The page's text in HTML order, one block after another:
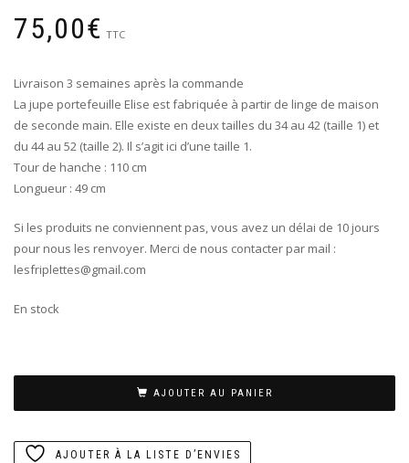
75,00€ TTC
Livraison 3 semaines après la commande
La jupe portefeuille Elise est fabriquée à partir de linge de maison
de seconde main. Elle existe en deux tailles du 34 au 42 (taille 1) et
du 44 au 52 (taille 2). Il s’agit ici d’une taille 1.
Tour de hanche : 110 cm
Longueur : 49 cm
Si les produits ne conviennent pas, vous avez un délai de 10 jours
pour nous les renvoyer. Merci de nous contacter par mail :
lesfriplettes@gmail.com
En stock
AJOUTER AU PANIER
AJOUTER À LA LISTE D’ENVIES